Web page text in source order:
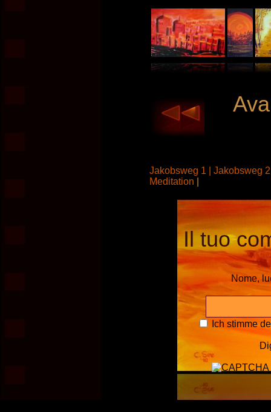
Jakobsweg 1 | Jakobsweg
Meditation
Il tuo
Nome,
Ich stimme